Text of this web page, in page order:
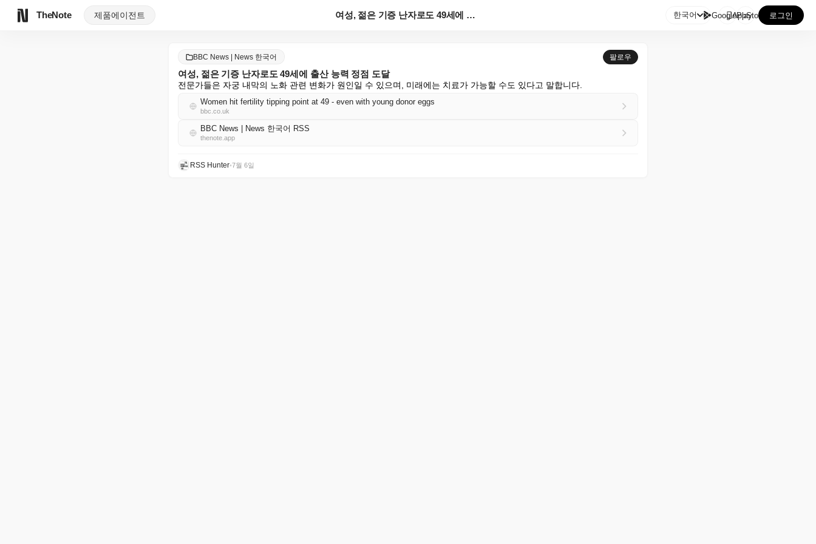
TheNote 제품에이전트 여성, 젊은 기증 난자로도 49세에 출산 능력 정점 도... 한국어 GooglePlay
AppStore 로그인
BBC News | News 한국어 팔로우
여성, 젊은 기증 난자로도 49세에 출산 능력 정점 도달
전문가들은 자궁 내막의 노화 관련 변화가 원인일 수 있으며, 미래에는 치료가 가능할 수도 있다고 말합니다.
Women hit fertility tipping point at 49 - even with young donor eggs
bbc.co.uk
BBC News | News 한국어 RSS
thenote.app
RSS Hunter•7월 6일